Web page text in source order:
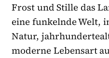
Frost und Stille das
eine funkelnde Welt,
Natur,
moderne Lebensart